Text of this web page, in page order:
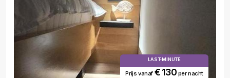
LAST-MINUTE
Prijs vanaf € 130 per nacht